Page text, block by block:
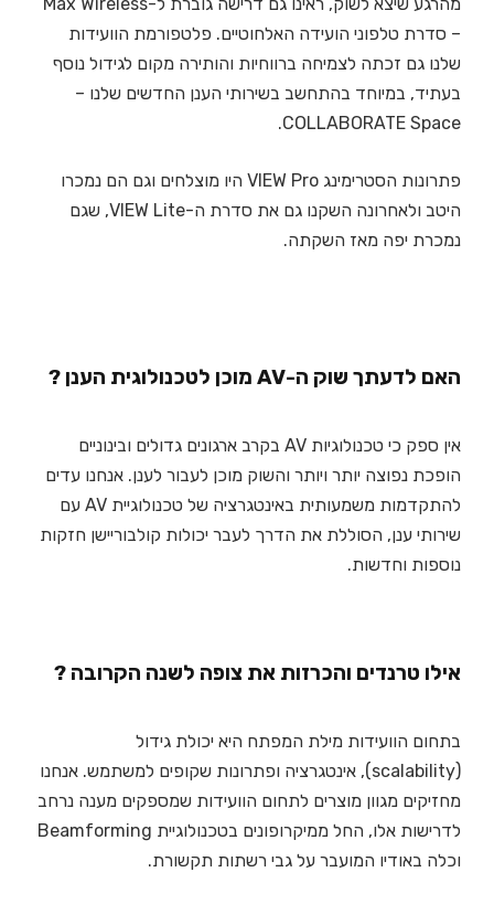
– סדרת טלפוני הועידה האלחוטיים. פלטפורמת הוועידות
שלנו גם זכתה לצמיחה ברווחיות והותירה מקום לגידול נוסף
בעתיד, במיוחד בהתחשב בשירותי הענן החדשים שלנו –
COLLABORATE Space.
פתרונות הסטרימינג VIEW Pro היו מוצלחים וגם הם נמכרו
היטב ולאחרונה השקנו גם את סדרת ה-VIEW Lite, שגם
נמכרת יפה מאז השקתה.
האם לדעתך שוק ה-AV מוכן לטכנולוגית הענן ?
אין ספק כי טכנולוגיות AV בקרב ארגונים גדולים ובינוניים
הופכת נפוצה יותר ויותר והשוק מוכן לעבור לענן. אנחנו עדים
להתקדמות משמעותית באינטגרציה של טכנולוגיית AV עם
שירותי ענן, הסוללת את הדרך לעבר יכולות קולבוריישן חזקות
נוספות וחדשות.
אילו טרנדים והכרזות את צופה לשנה הקרובה ?
בתחום הוועידות מילת המפתח היא יכולת גידול
(scalability), אינטגרציה ופתרונות שקופים למשתמש. אנחנו
מחזיקים מגוון מוצרים לתחום הוועידות שמספקים מענה נרחב
לדרישות אלו, החל ממיקרופונים בטכנולוגיית Beamforming
וכלה באודיו המועבר על גבי רשתות תקשורת.